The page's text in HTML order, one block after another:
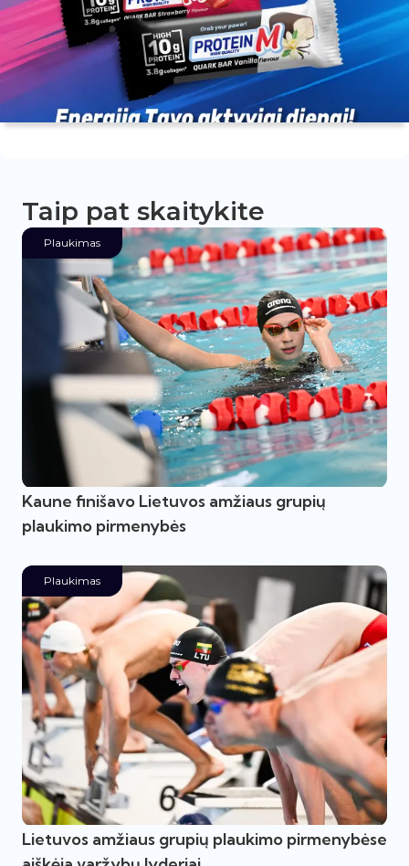
Taip pat skaitykite
Plaukimas
Kaune finišavo Lietuvos amžiaus grupių
plaukimo pirmenybės
Plaukimas
Lietuvos amžiaus grupių plaukimo pirmenybėse